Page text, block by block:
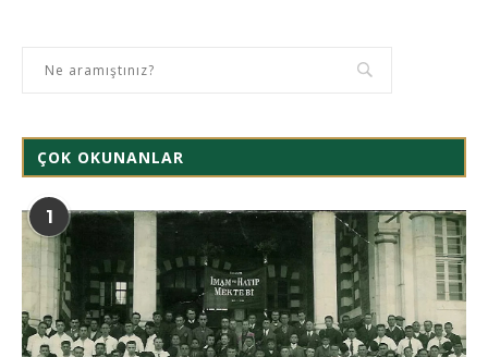
ÇOK OKUNANLAR
1